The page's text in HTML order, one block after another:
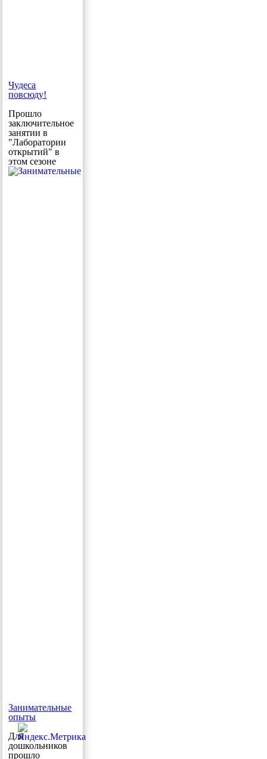
Чудеса
повсюду!
Прошло
заключительное
занятии в
"Лаборатории
открытий" в
этом сезоне
Занимательные
опыты
Для
дошкольников
прошло